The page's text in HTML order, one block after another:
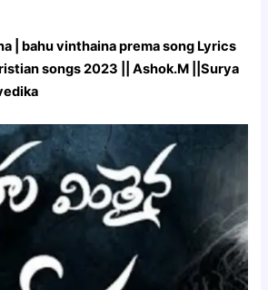
| bahu vinthaina prema song Lyrics
songs 2023 || Ashok.M ||Surya